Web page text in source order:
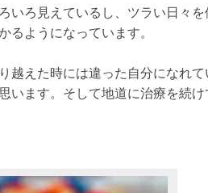
いろ見えているし、ツラい日々
るようになっています。
越えた時には違った自分になれ
います。そして地道に治療を続け